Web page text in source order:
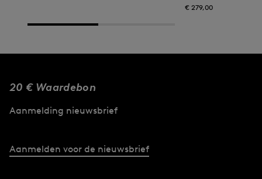
€ 279,00
20 € Waardebon
Aanmelding nieuwsbrief
Aanmelden voor de nieuwsbrief